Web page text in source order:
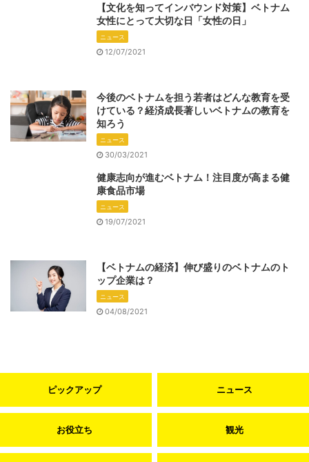
【文化を知ってインバウンド対策】ベトナム
女性にとって大切な日「女性の日」
ニュース
12/07/2021
今後のベトナムを担う若者はどんな教育を受
けている？経済成長著しいベトナムの教育を
知ろう
ニュース
30/03/2021
健康志向が進むベトナム！注目度が高まる健
康食品市場
ニュース
19/07/2021
【ベトナムの経済】伸び盛りのベトナムのト
ップ企業は？
ニュース
04/08/2021
ピックアップ ニュース
お役立ち 観光